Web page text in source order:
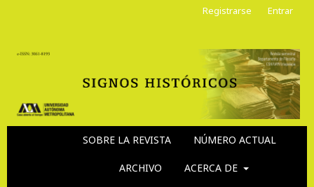
SOBRE LA REVISTA NÚMERO ACTUAL
ARCHIVO ACERCA DE
Registrarse Entrar